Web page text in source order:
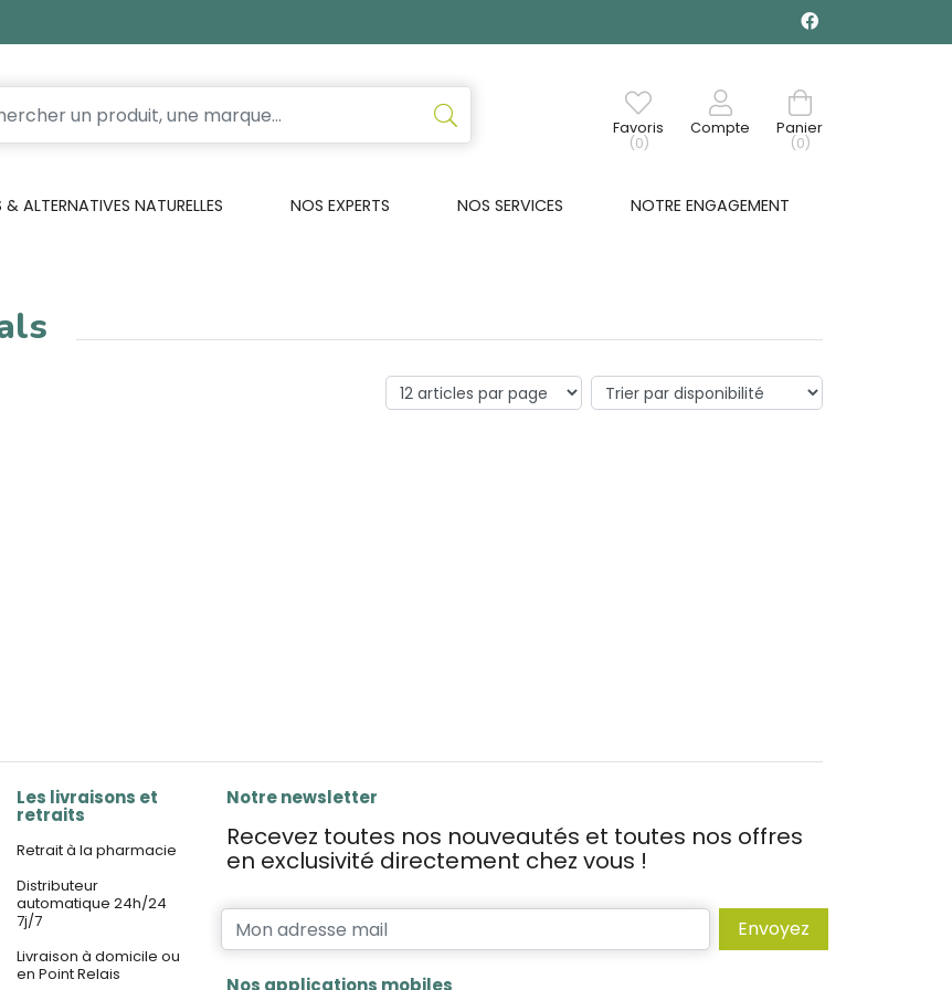
Favoris
(0)
Compte
Panier
(0)
ALTERNATIVES NATURELLES NOS EXPERTS NOS SERVICES NOTRE ENGAGEMENT
Les livraisons et
retraits
Retrait à la pharmacie
Distributeur
automatique 24h/24
7j/7
Livraison à domicile ou
en Point Relais
Notre newsletter
Recevez toutes nos nouveautés et toutes nos offres
en exclusivité directement chez vous !
Envoyez
Nos applications mobiles